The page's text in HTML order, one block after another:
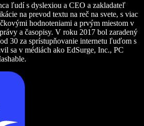
ľudí s dyslexiou a CEO a zakladateľ
na prevod textu na reč na svete, s viac
hodnoteniami a prvým miestom v
a časopisy. V roku 2017 bol zaradený
30 za sprístupňovanie internetu ľuďom s
sa v médiách ako EdSurge, Inc., PC